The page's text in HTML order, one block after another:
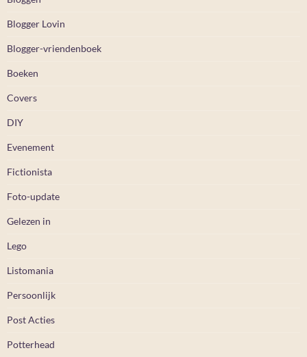
Blogger Lovin
Blogger-vriendenboek
Boeken
Covers
DIY
Evenement
Fictionista
Foto-update
Gelezen in
Lego
Listomania
Persoonlijk
Post Acties
Potterhead